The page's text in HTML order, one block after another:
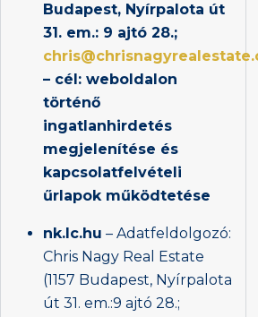
Budapest, Nyírpalota út
31. em.: 9 ajtó 28.;
– cél: weboldalon
történő
ingatlanhirdetés
megjelenítése és
kapcsolatfelvételi
űrlapok működtetése
nk.lc.hu – Adatfeldolgozó:
Chris Nagy Real Estate
(1157 Budapest, Nyírpalota
út 31. em.:9 ajtó 28.;